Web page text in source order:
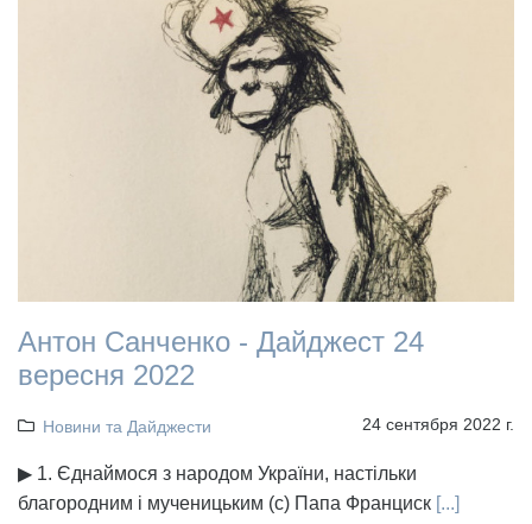
Антон Санченко - Дайджест 24
вересня 2022
Новини та Дайджести 24 сентября 2022 г.
▶ 1. Єднаймося з народом України, настільки
благородним і мученицьким (с) Папа Франциск [...]